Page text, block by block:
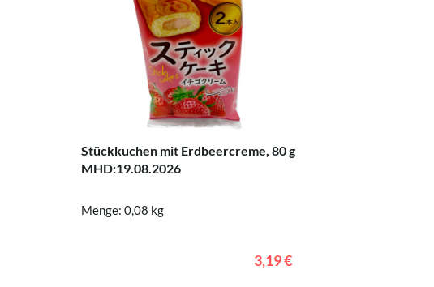
Stückkuchen mit Erdbeercreme, 80 g
MHD:19.08.2026
Menge: 0,08 kg
3,19 €